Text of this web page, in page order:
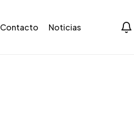
Contacto Noticias